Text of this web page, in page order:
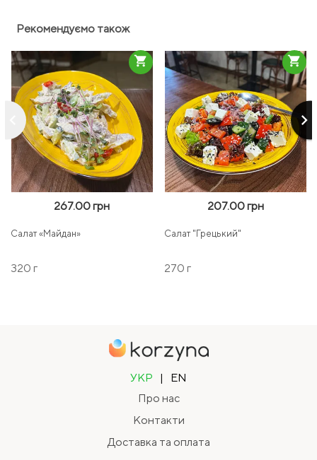
Рекомендуємо також
keyboard_arrow_right
267.00 грн
Салат «Майдан»
320 г
shopping_cart
207.00 грн
Салат "Грецький"
270 г
shopping_cart
УКР |
EN
Про нас
Контакти
Доставка та оплата